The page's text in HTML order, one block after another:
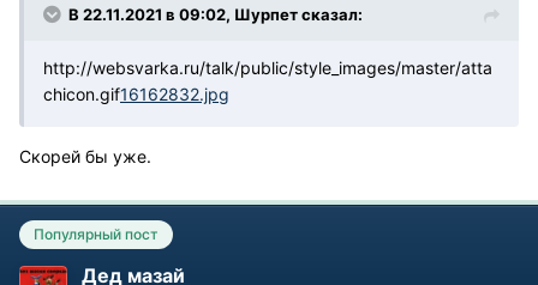
В 22.11.2021 в 09:02, Шурпет сказал:
http://websvarka.ru/talk/public/style_images/master/atta
chicon.gif16162832.jpg
Скорей бы уже.
Популярный пост
Дед мазай